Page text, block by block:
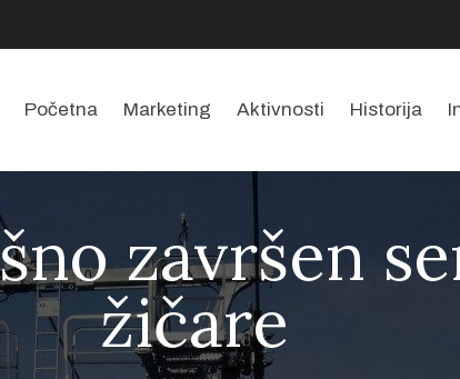
Početna Marketing Aktivnosti Historija
završen
žičare